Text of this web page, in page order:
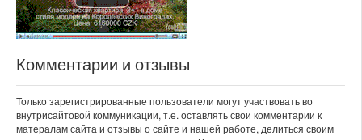
Комментарии и отзывы
Только зарегистрированные пользователи могут участвовать во
внутрисайтовой коммуникации, т.е. оставлять свои комментарии к
матералам сайта и отзывы о сайте и нашей работе, делиться своим